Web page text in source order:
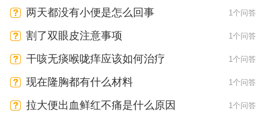
两天都没有小便是怎么回事 1个问答
割了双眼皮注意事项 1个问答
干咳无痰喉咙痒应该如何治疗 1个问答
现在隆胸都有什么材料 1个问答
拉大便出血鲜红不痛是什么原因 1个问答